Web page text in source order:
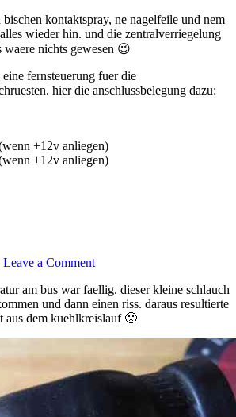
kontaktspray, ne nagelfeile und nem
wieder hin. und die zentralverriegelung
nichts gewesen 😉
fernsteuerung fuer die
hier die anschlussbelegung dazu:
+12v anliegen)
+12v anliegen)
Leave a Commenton
kaputt
am bus war faellig. dieser kleine schlauch
und dann einen riss. daraus resultierte
aus dem kuehlkreislauf 🙁